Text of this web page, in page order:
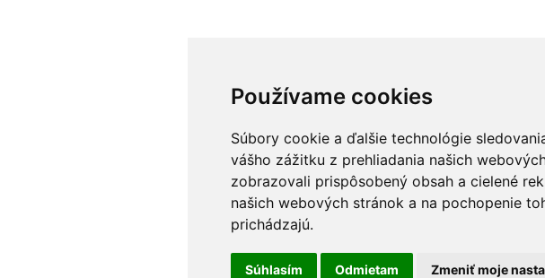
Používame cookies
Súbory cookie a ďalšie technológie
vášho zážitku z prehliadania našich
zobrazovali prispôsobený obsah a cielené
našich webových stránok a na pochopenie
prichádzajú.
Súhlasím Odmietam Zmeniť moje